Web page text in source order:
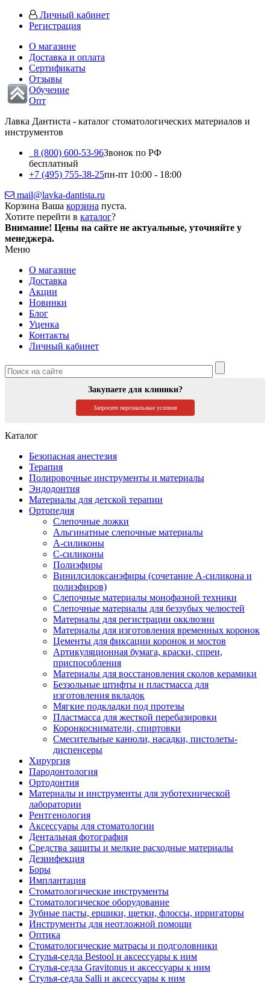
Личный кабинет
Регистрация
О магазине
Доставка и оплата
Сертификаты
Отзывы
Обучение
Опт
Лавка Дантиста - каталог стоматологических материалов и
инструментов
8 (800) 600-53-96Звонок по РФ
бесплатный
+7 (495) 755-38-25пн-пт 10:00 - 18:00
mail@lavka-dantista.ru
Корзина Ваша корзина пуста.
Хотите перейти в каталог?
Внимание! Цены на сайте не актуальные, уточняйте у
менеджера.
Меню
О магазине
Доставка
Акции
Новинки
Блог
Уценка
Контакты
Личный кабинет
Закупаете для клиники?
Запросите персональные условия
Каталог
Безопасная анестезия
Терапия
Полировочные инструменты и материалы
Эндодонтия
Материалы для детской терапии
Ортопедия
Слепочные ложки
Альгинатные слепочные материалы
А-силиконы
С-силиконы
Полиэфиры
Винилсилоксанэфиры (сочетание А-силикона и
полиэфиров)
Слепочные материалы монофазной техники
Слепочные материалы для беззубых челюстей
Материалы для регистрации окклюзии
Материалы для изготовления временных коронок
Цементы для фиксации коронок и мостов
Артикуляционная бумага, краски, спреи,
приспособления
Материалы для восстановления сколов керамики
Беззольные штифты и пластмасса для
изготовления вкладок
Мягкие подкладки под протезы
Пластмасса для жесткой перебазировки
Коронкосниматели, спиртовки
Смесительные канюли, насадки, пистолеты-
диспенсеры
Хирургия
Пародонтология
Ортодонтия
Материалы и инструменты для зуботехнической
лаборатории
Рентгенология
Аксессуары для стоматологии
Дентальная фотография
Средства защиты и мелкие расходные материалы
Дезинфекция
Боры
Имплантация
Стоматологические инструменты
Стоматологическое оборудование
Зубные пасты, ершики, щетки, флоссы, ирригаторы
Инструменты для неотложной помощи
Оптика
Стоматологические матрасы и подголовники
Стулья-седла Bestool и аксессуары к ним
Стулья-седла Gravitonus и аксессуары к ним
Стулья-седла Salli и аксессуары к ним